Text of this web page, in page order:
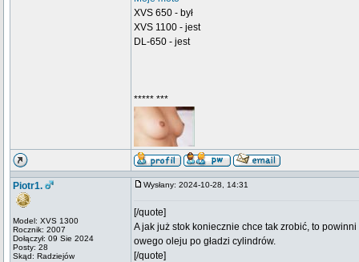
XVS 650 - był
XVS 1100 - jest
DL-650 - jest
***** ***
Piotr1.
Model: XVS 1300
Rocznik: 2007
Dołączył: 09 Sie 2024
Posty: 28
Skąd: Radziejów
Wysłany: 2024-10-28, 14:31
[/quote]
A jak już stok koniecznie chce tak zrobić, to
owego oleju po gładzi cylindrów.
[/quote]